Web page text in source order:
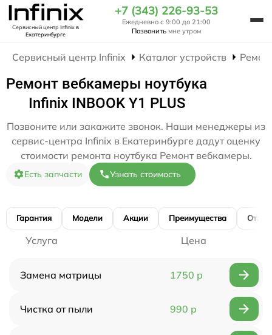
Сервисный центр Infinixв
Екатеринбурге
+7 (343) 226-93-53
Ежедневно с 9:00 до 21:00
Позвонить мне утром
Сервисный центр Infinix Каталог устройств
Ремонт вебкамеры ноутбука
Infinix INBOOK Y1 PLUS
Позвоните или закажите звонок. Наши менеджеры из
сервис-центра Infinix в Екатеринбурге дадут оценку
стоимости ремонта ноутбука Ремонт вебкамеры.
Есть запчасти Узнать стоимость
Гарантия Модели Акции Преимущества
Услуга Цена
Замена матрицы 1750 р
Чистка от пыли 990 р